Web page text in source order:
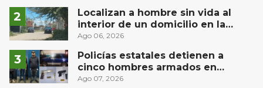
Localizan a hombre sin vida al
interior de un domicilio en la
comunidad El Rodeo, San Juan del
Ago 06, 2026
Policías estatales detienen a
cinco hombres armados en
Puebla capital
Ago 07, 2026